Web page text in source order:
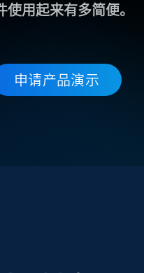
使用起来有多简便。
申请产品演示